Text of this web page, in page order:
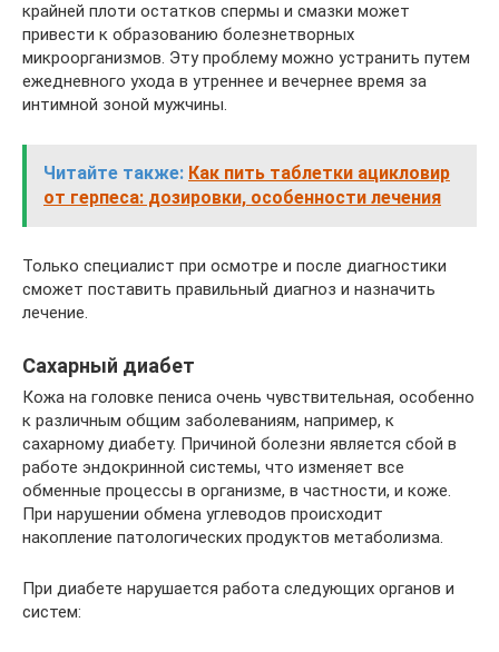
крайней плоти остатков спермы и смазки может
привести к образованию болезнетворных
микроорганизмов. Эту проблему можно устранить путем
ежедневного ухода в утреннее и вечернее время за
интимной зоной мужчины.
Читайте также: Как пить таблетки ацикловир
от герпеса: дозировки, особенности лечения
Только специалист при осмотре и после диагностики
сможет поставить правильный диагноз и назначить
лечение.
Сахарный диабет
Кожа на головке пениса очень чувствительная, особенно
к различным общим заболеваниям, например, к
сахарному диабету. Причиной болезни является сбой в
работе эндокринной системы, что изменяет все
обменные процессы в организме, в частности, и коже.
При нарушении обмена углеводов происходит
накопление патологических продуктов метаболизма.
При диабете нарушается работа следующих органов и
систем: